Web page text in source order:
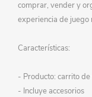
comprar, vender y
experiencia de
Características:
- Producto: carrito
- Incluye accesorios